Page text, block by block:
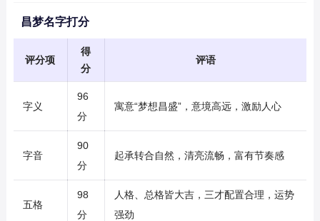
昌梦名字打分
评分项
得
分
评语
字义
96
分
寓意“梦想昌盛”，意境高远，激励人心
字音
90
分
起承转合自然，清亮流畅，富有节奏感
五格
98
分
人格、总格皆大吉，三才配置合理，运势
强劲